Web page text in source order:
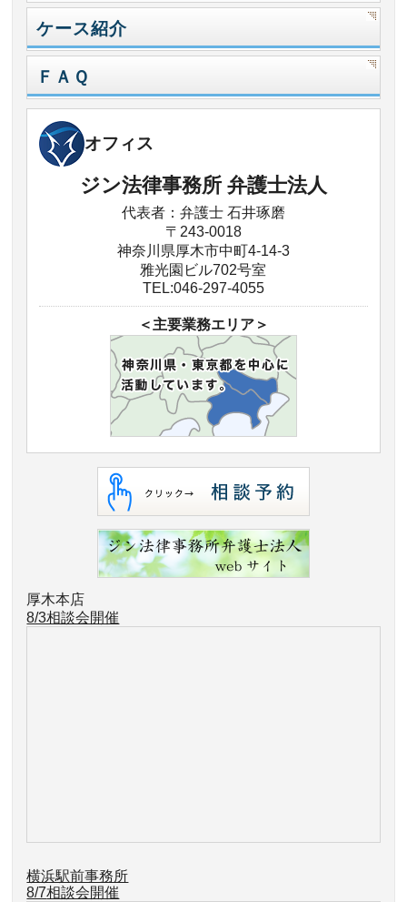
ケース紹介
ＦＡＱ
オフィス
ジン法律事務所 弁護士法人
代表者：弁護士 石井琢磨
〒243-0018
神奈川県厚木市中町4-14-3
雅光園ビル702号室
TEL:046-297-4055
＜主要業務エリア＞
厚木本店
8/3相談会開催
横浜駅前事務所
8/7相談会開催